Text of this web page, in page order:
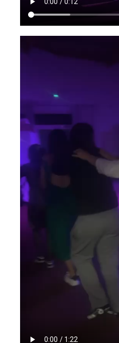
Autorisation
Autorisation
Autorisation
Autorisation
Autorisation
Autorisation
Réservations Véhicule
Administration
Journée portes ouvertes